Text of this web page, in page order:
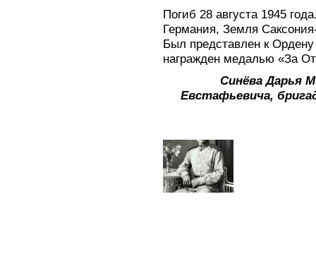
Погиб 28 августа 1945
Германия, Земля
Был представлен к
награжден медалью «За
Синёва Дарья
Евстафьевича,